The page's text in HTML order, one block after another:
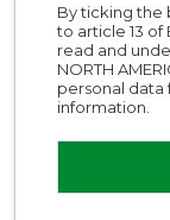
By ticking the
to article 13 of
read and
NORTH
personal data
information.